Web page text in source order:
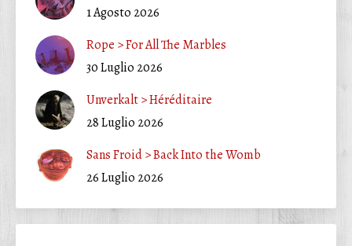
1 Agosto 2026
Rope > For All The Marbles
30 Luglio 2026
Unverkalt > Héréditaire
28 Luglio 2026
Sans Froid > Back Into the Womb
26 Luglio 2026